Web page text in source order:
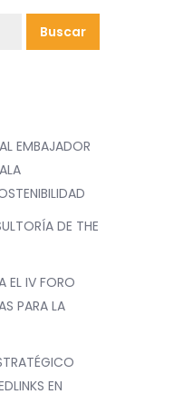
Buscar
EMBAJADOR
DE THE
EL IV FORO
PARA LA
EN